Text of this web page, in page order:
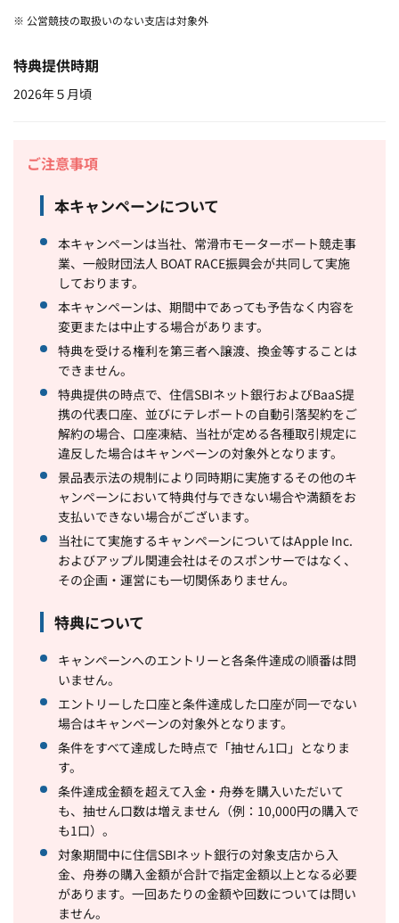
※ 公営競技の取扱いのない支店は対象外
特典提供時期
2026年５月頃
ご注意事項
本キャンペーンについて
本キャンペーンは当社、常滑市モーターボート競走事
業、一般財団法人 BOAT RACE振興会が共同して実施
しております。
本キャンペーンは、期間中であっても予告なく内容を
変更または中止する場合があります。
特典を受ける権利を第三者へ譲渡、換金等することは
できません。
特典提供の時点で、住信SBIネット銀行およびBaaS提
携の代表口座、並びにテレボートの自動引落契約をご
解約の場合、口座凍結、当社が定める各種取引規定に
違反した場合はキャンペーンの対象外となります。
景品表示法の規制により同時期に実施するその他のキ
ャンペーンにおいて特典付与できない場合や満額をお
支払いできない場合がございます。
当社にて実施するキャンペーンについてはApple Inc.
およびアップル関連会社はそのスポンサーではなく、
その企画・運営にも一切関係ありません。
特典について
キャンペーンへのエントリーと各条件達成の順番は問
いません。
エントリーした口座と条件達成した口座が同一でない
場合はキャンペーンの対象外となります。
条件をすべて達成した時点で「抽せん1口」となりま
す。
条件達成金額を超えて入金・舟券を購入いただいて
も、抽せん口数は増えません（例：10,000円の購入で
も1口）。
対象期間中に住信SBIネット銀行の対象支店から入
金、舟券の購入金額が合計で指定金額以上となる必要
があります。一回あたりの金額や回数については問い
ません。